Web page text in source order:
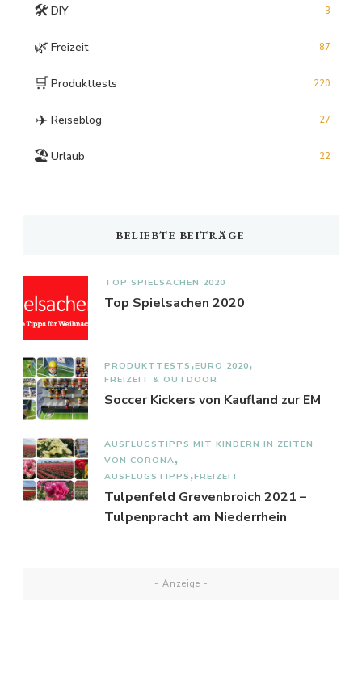
🛠️ DIY 3
🌿 Freizeit 87
🛒 Produkttests 220
✈️ Reiseblog 27
🏖️Urlaub 22
BELIEBTE BEITRÄGE
TOP SPIELSACHEN 2020
Top Spielsachen 2020
PRODUKTTESTS EURO 2020
FREIZEIT & OUTDOOR
Soccer Kickers von Kaufland zur EM
AUSFLUGSTIPPS MIT KINDERN IN ZEITEN
VON CORONA
AUSFLUGSTIPPS FREIZEIT
Tulpenfeld Grevenbroich 2021 –
Tulpenpracht am Niederrhein
- Anzeige -